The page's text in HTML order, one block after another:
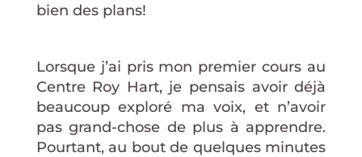
bien des plans!
Lorsque j’ai pris mon premier cours au
Centre Roy Hart, je pensais avoir déjà
beaucoup exploré ma voix, et n’avoir
pas grand-chose de plus à apprendre.
Pourtant, au bout de quelques minutes